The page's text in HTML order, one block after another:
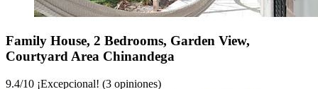
Family House, 2 Bedrooms, Garden View,
Courtyard Area Chinandega
9.4/10 ¡Excepcional! (3 opiniones)